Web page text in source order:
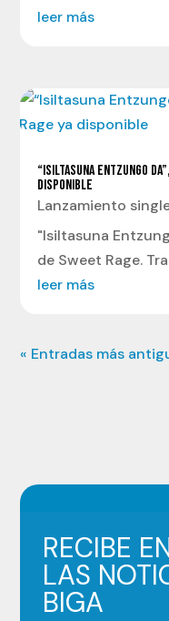
leer más
“ISILTASUNA ENTZUNGO
DISPONIBLE
Lanzamiento
"Isiltasuna
de Sweet Rage.
leer más
« Entradas más
RECIBE
LAS
BIGA